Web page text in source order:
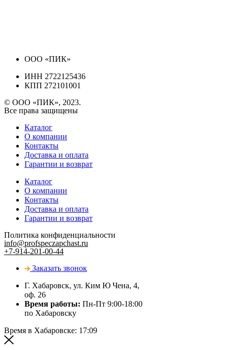
ООО «ПИК»
ИНН 2722125436
КПП 272101001
© ООО «ПИК», 2023.
Все права защищены
Каталог
О компании
Контакты
Доставка и оплата
Гарантии и возврат
Каталог
О компании
Контакты
Доставка и оплата
Гарантии и возврат
Политика конфиденциальности
info@profspeczapchast.ru
+7-914-201-00-44
Заказать звонок
Г. Хабаровск, ул. Ким Ю Чена, 4,
оф. 26
Время работы: Пн-Пт 9:00-18:00
по Хабаровску
Время в Хабаровске: 17:09